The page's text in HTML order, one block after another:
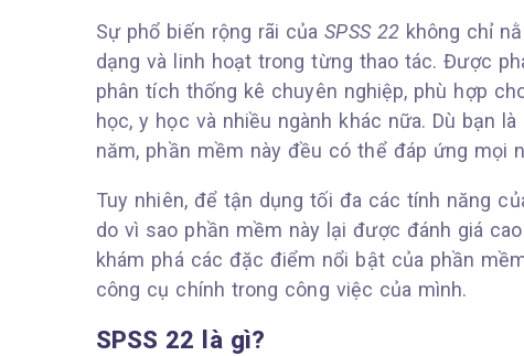
Sự phổ biến rộng rãi củaSPSS 22không chỉ
dạng và linh hoạt trong từng thao tác. Được
phân tích thống kê chuyên nghiệp, phù hợp
học, y học và nhiều ngành khác nữa. Dù bạn
năm, phần mềm này đều có thể đáp ứng mọi
Tuy nhiên, để tận dụng tối đa các tính năng
do vì sao phần mềm này lại được đánh giá
khám phá các đặc điểm nổi bật của phần
công cụ chính trong công việc của mình.
SPSS 22 là gì?